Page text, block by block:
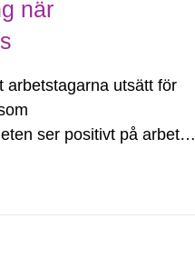
när
arbetstagarna utsätt för
ser positivt på arbetet